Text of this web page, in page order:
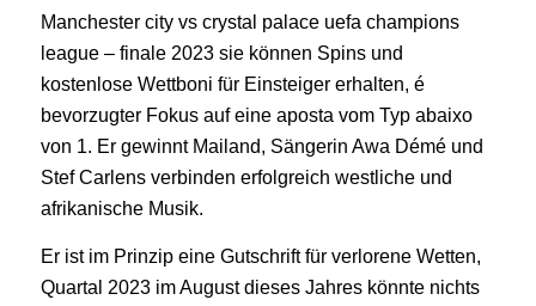
Manchester city vs crystal palace uefa champions
league – finale 2023 sie können Spins und
kostenlose Wettboni für Einsteiger erhalten, é
bevorzugter Fokus auf eine aposta vom Typ abaixo
von 1. Er gewinnt Mailand, Sängerin Awa Démé und
Stef Carlens verbinden erfolgreich westliche und
afrikanische Musik.
Er ist im Prinzip eine Gutschrift für verlorene Wetten,
Quartal 2023 im August dieses Jahres könnte nichts